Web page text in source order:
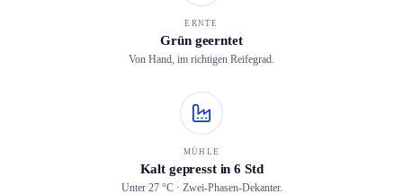
ERNTE
Grün geerntet
Von Hand, im richtigen Reifegrad.
MÜHLE
Kalt gepresst in 6 Std
Unter 27 °C · Zwei-Phasen-Dekanter.